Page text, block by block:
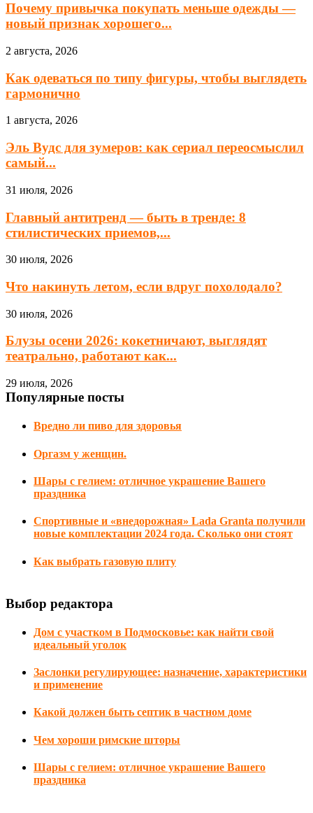
Почему привычка покупать меньше одежды —
новый признак хорошего...
2 августа, 2026
Как одеваться по типу фигуры, чтобы выглядеть
гармонично
1 августа, 2026
Эль Вудс для зумеров: как сериал переосмыслил
самый...
31 июля, 2026
Главный антитренд — быть в тренде: 8
стилистических приемов,...
30 июля, 2026
Что накинуть летом, если вдруг похолодало?
30 июля, 2026
Блузы осени 2026: кокетничают, выглядят
театрально, работают как...
29 июля, 2026
Популярные посты
Вредно ли пиво для здоровья
Оргазм у женщин.
Шары с гелием: отличное украшение Вашего
праздника
Спортивные и «внедорожная» Lada Granta получили
новые комплектации 2024 года. Сколько они стоят
Как выбрать газовую плиту
Выбор редактора
Дом с участком в Подмосковье: как найти свой
идеальный уголок
Заслонки регулирующее: назначение, характеристики
и применение
Какой должен быть септик в частном доме
Чем хороши римские шторы
Шары с гелием: отличное украшение Вашего
праздника